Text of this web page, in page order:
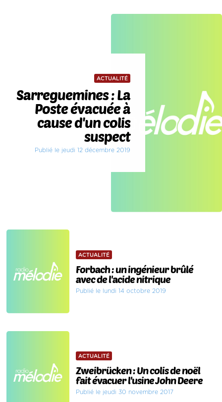
ACTUALITÉ
Sarreguemines : La
Poste évacuée à
cause d'un colis
suspect
Publié le jeudi 12 décembre 2019
ACTUALITÉ
Forbach : un ingénieur brûlé
avec de l'acide nitrique
Publié le lundi 14 octobre 2019
ACTUALITÉ
Zweibrücken : Un colis de noël
fait évacuer l'usine John Deere
Publié le jeudi 30 novembre 2017